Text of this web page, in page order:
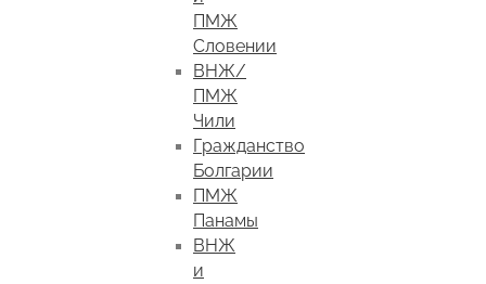
ПМЖ
Словении
ВНЖ/
ПМЖ
Чили
Гражданство
Болгарии
ПМЖ
Панамы
ВНЖ
и